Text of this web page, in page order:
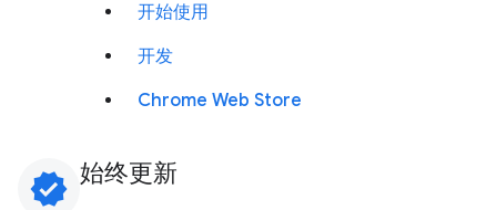
开始使用
开发
Chrome Web Store
verified 始终更新